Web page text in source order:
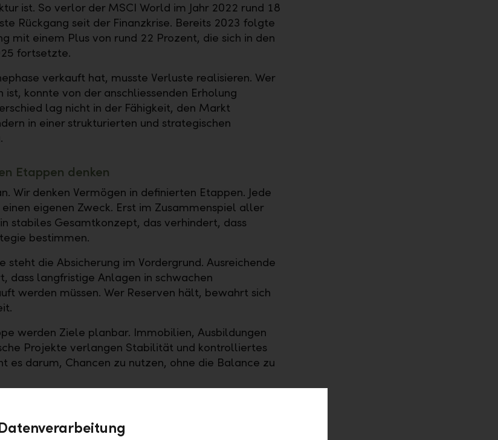
ist. So verlor der MSCI World im Jahr 2022 rund 18
Rückgang seit der Finanzkrise. Bereits 2023 folgte
mit einem Plus von rund 22 Prozent, die sich in den
fortsetzte.
verkauft hat, musste Verluste realisieren. Wer
konnte von der anschliessenden Erholung
lag nicht in der Fähigkeit, den Markt
in einer strukturierten und strategischen
Etappen denken
Wir denken Vermögen in definierten Etappen. Jede
eigenen Zweck. Erst im Zusammenspiel aller
stabiles Gesamtkonzept, das verhindert, dass
bestimmen.
steht die Absicherung im Vordergrund. Ausreichende
dass langfristige Anlagen in schwachen
werden müssen. Wer Reserven hält, bewahrt sich
werden Ziele planbar. Immobilien, Ausbildungen
Projekte verlangen Stabilität und kontrolliertes
es darum, Chancen zu nutzen, ohne die Balance zu
über Jahrzehnte. Sie sichert Lebensqualität,
aufgestelltes Portfolio verteilt Risiken und